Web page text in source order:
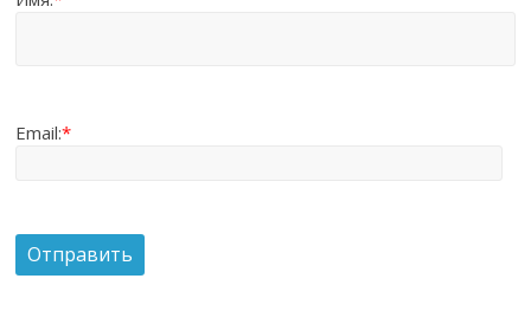
Email:*